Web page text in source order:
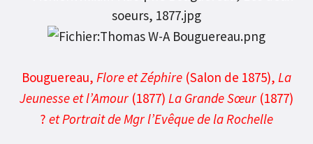
Bouguereau, Flore etZéphire (Salon de 1875), La
Jeunesse et l’Amour (1877) La Grande Sœur (1877)
? etPortrait de Mgr l’Evêque de la Rochelle